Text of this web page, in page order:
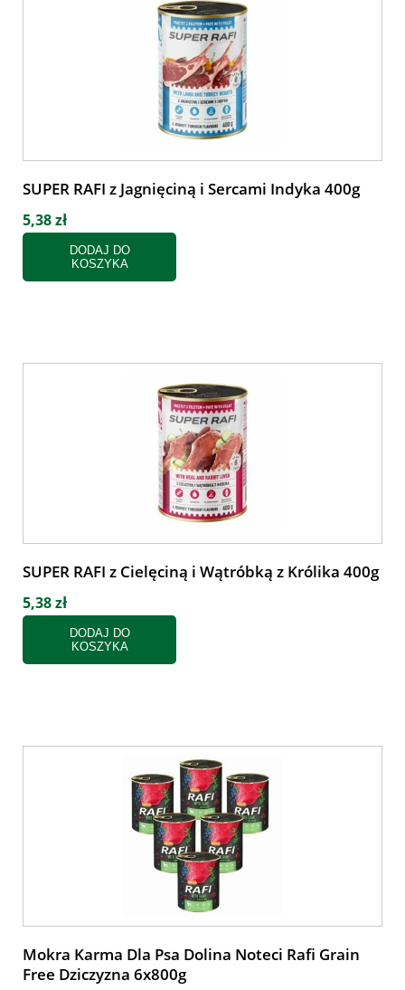
SUPER RAFI z Jagnięciną i Sercami Indyka 400g
5,38 zł
DODAJ DO
KOSZYKA
SUPER RAFI z Cielęciną i Wątróbką z Królika 400g
5,38 zł
DODAJ DO
KOSZYKA
Mokra Karma Dla Psa Dolina Noteci Rafi Grain
Free Dziczyzna 6x800g